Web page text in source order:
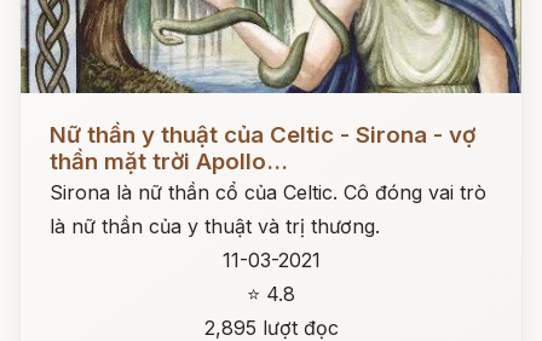
Nữ thần y thuật của Celtic - Sirona - vợ
thần mặt trời Apollo...
Sirona là nữ thần cổ của Celtic. Cô đóng vai trò
là nữ thần của y thuật và trị thương.
11-03-2021
⭐ 4.8
2,895 lượt đọc